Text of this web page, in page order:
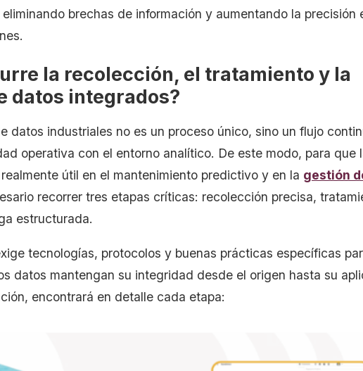
brechas de información y aumentando la precisión
la recolección, el tratamiento y la
datos integrados?
datos industriales no es un proceso único, sino un flujo
operativa con el entorno analítico. De este modo, para que
útil en el mantenimiento predictivo y en la gestión
recorrer tres etapas críticas: recolección precisa,
estructurada.
tecnologías, protocolos y buenas prácticas específicas
datos mantengan su integridad desde el origen hasta su
encontrará en detalle cada etapa: